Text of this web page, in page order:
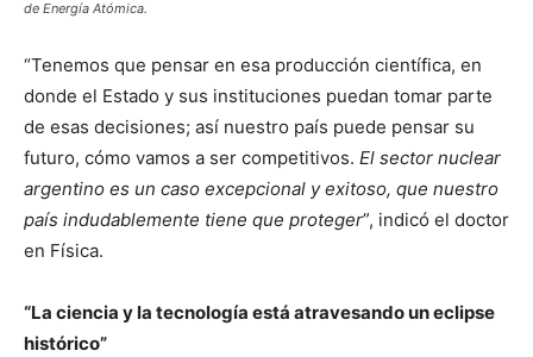
de Energía Atómica.
“Tenemos que pensar en esa producción científica, en
donde el Estado y sus instituciones puedan tomar parte
de esas decisiones; así nuestro país puede pensar su
futuro, cómo vamos a ser competitivos. El sector nuclear
argentino es un caso excepcional y exitoso, que nuestro
país indudablemente tiene que proteger”, indicó el doctor
en Física.
“La ciencia y la tecnología está atravesando un eclipse
histórico”